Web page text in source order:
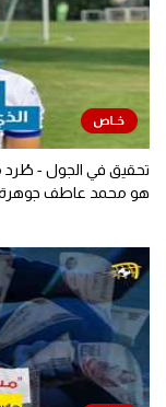
تحقيق في الجول - طُرد
هو محمد عاطف